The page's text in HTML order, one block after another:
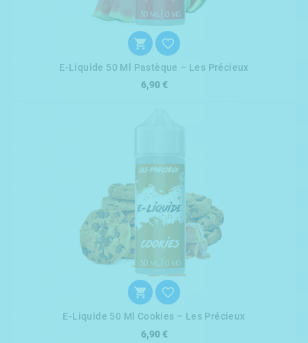
 
E-Liquide 50 Ml Pastèque – Les Précieux
6,90 €
 
E-Liquide 50 Ml Cookies – Les Précieux
6,90 €